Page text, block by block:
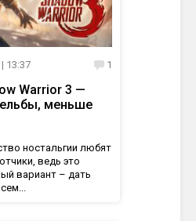
| 13:37 1
Warrior 3 —
меньше
ностальгии любят
ведь это
вариант – дать